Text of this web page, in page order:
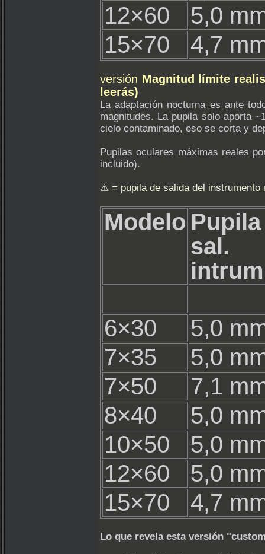
12×60
5,0
15×70
4,7
versión Magnitud límite
leerás)
La adaptación nocturna es ante
magnitudes. La pupila solo aporta
cielo contaminado, eso se corta y
Pupilas oculares máximas reales
incluido).
⚠ = pupila de salida del
Modelo Pupila
sal.
6×30
5,0
7×35
5,0
7×50
7,1
8×40
5,0
10×50
5,0
12×60
5,0
15×70
4,7
Lo que revela esta versión